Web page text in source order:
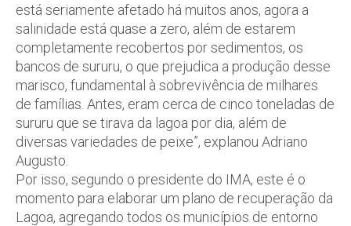
está seriamente afetado há muitos anos, agora a
salinidade está quase a zero, além de estarem
completamente recobertos por sedimentos, os
bancos de sururu, o que prejudica a produção desse
marisco, fundamental à sobrevivência de milhares
de famílias. Antes, eram cerca de cinco toneladas de
sururu que se tirava da lagoa por dia, além de
diversas variedades de peixe”, explanou Adriano
Augusto.
Por isso, segundo o presidente do IMA, este é o
momento para elaborar um plano de recuperação da
Lagoa, agregando todos os municípios de entorno